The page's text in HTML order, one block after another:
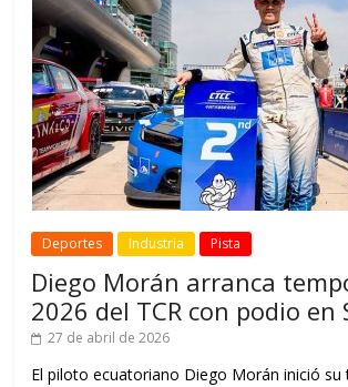
Deportes Industria Pista
Diego Morán arranca
2026 del TCR con podio en
27 de abril de 2026
El piloto ecuatoriano Diego Morán inició su